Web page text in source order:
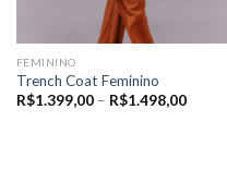
FEMININO
Trench Coat Feminino
R$1.399,00 – R$1.498,00Price